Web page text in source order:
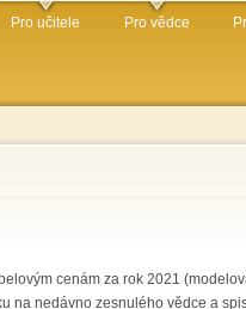
Pro učitele Pro vědce
cenám za rok 2021
na nedávno zesnulého vědce a